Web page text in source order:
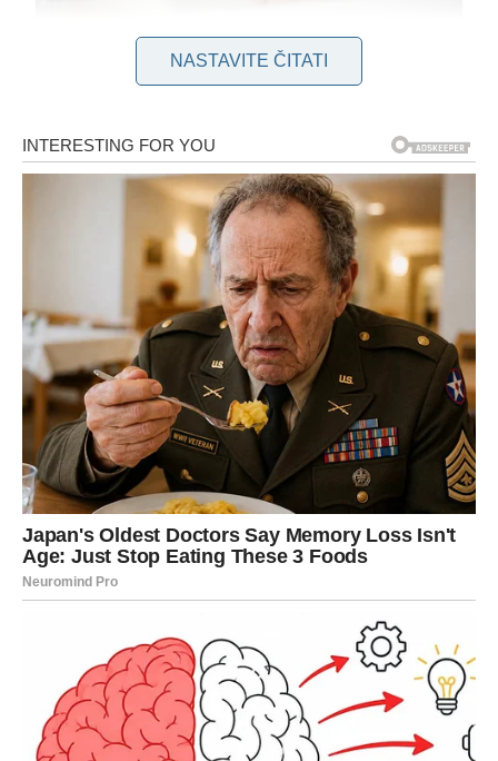
Zašto je glicerin idealan za
čišćenje doma?
Jedna od najvećih prednosti glicerina jeste njegova
sposobnost stvaranja tankog zaštitnog sloja
površinama. Kada se doda u vodu za čišćenje, glicerin
ostavlja nevidljivi film kojismanjuje zadržavanje prašine i
prljavštine. To znači da površine ostaju čiste znatno duže, a
potreba za čestim brisanjem se znatno smanjuje.
Manje čišćenja znači više slobodnog vremena, manje
fizičkog napora i manju potrošnju sredstava za održavanje
doma. Upravo zato se glicerin sve češće koristi kao tajni
sastojak u domaćinstvima koja teže praktičnosti i dugotrajnim
NASTAVITE ČITATI